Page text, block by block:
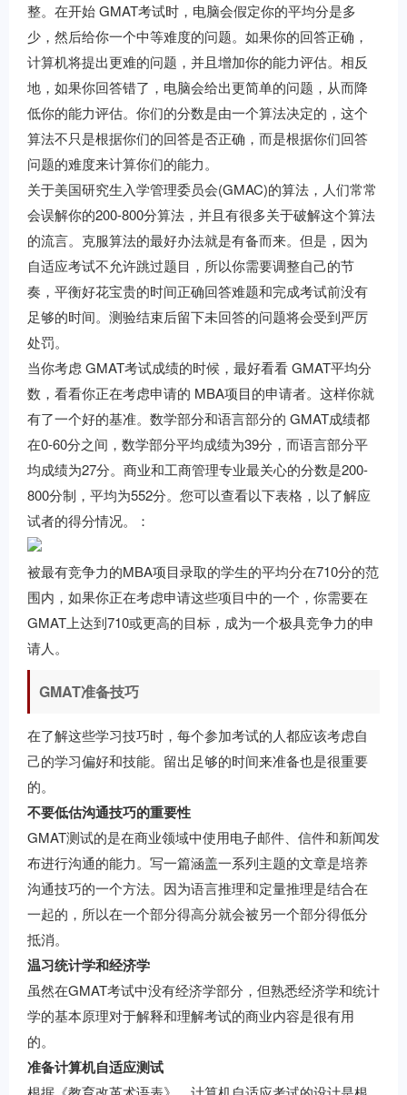
整。在开始 GMAT考试时，电脑会假定你的平均分是多
少，然后给你一个中等难度的问题。如果你的回答正确，
计算机将提出更难的问题，并且增加你的能力评估。相反
地，如果你回答错了，电脑会给出更简单的问题，从而降
低你的能力评估。你们的分数是由一个算法决定的，这个
算法不只是根据你们的回答是否正确，而是根据你们回答
问题的难度来计算你们的能力。
关于美国研究生入学管理委员会(GMAC)的算法，人们常常
会误解你的200-800分算法，并且有很多关于破解这个算法
的流言。克服算法的最好办法就是有备而来。但是，因为
自适应考试不允许跳过题目，所以你需要调整自己的节
奏，平衡好花宝贵的时间正确回答难题和完成考试前没有
足够的时间。测验结束后留下未回答的问题将会受到严厉
处罚。
当你考虑 GMAT考试成绩的时候，最好看看 GMAT平均分
数，看看你正在考虑申请的 MBA项目的申请者。这样你就
有了一个好的基准。数学部分和语言部分的 GMAT成绩都
在0-60分之间，数学部分平均成绩为39分，而语言部分平
均成绩为27分。商业和工商管理专业最关心的分数是200-
800分制，平均为552分。您可以查看以下表格，以了解应
试者的得分情况。
：
被最有竞争力的MBA项目录取的学生的平均分在710分的范
围内，如果你正在考虑申请这些项目中的一个，你需要在
GMAT上达到710或更高的目标，成为一个极具竞争力的申
请人。
GMAT准备技巧
在了解这些学习技巧时，每个参加考试的人都应该考虑自
己的学习偏好和技能。留出足够的时间来准备也是很重要
的。
不要低估沟通技巧的重要性
GMAT测试的是在商业领域中使用电子邮件、信件和新闻发
布进行沟通的能力。写一篇涵盖一系列主题的文章是培养
沟通技巧的一个方法。因为语言推理和定量推理是结合在
一起的，所以在一个部分得高分就会被另一个部分得低分
抵消。
温习统计学和经济学
虽然在GMAT考试中没有经济学部分，但熟悉经济学和统计
学的基本原理对于解释和理解考试的商业内容是很有用
的。
准备计算机自适应测试